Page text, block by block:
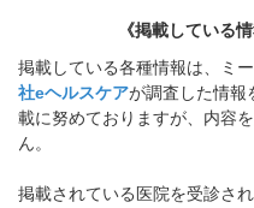
《掲載している
掲載している各種情報は、ミ
社eヘルスケアが調査した情報
載に努めておりますが、内容
ん。
掲載されている医院を受診さ